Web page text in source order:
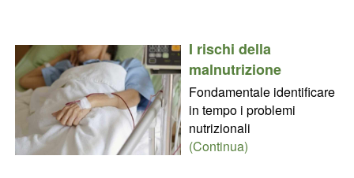
I rischi della
malnutrizione
Fondamentale identificare
in tempo i problemi
nutrizionali
(Continua)